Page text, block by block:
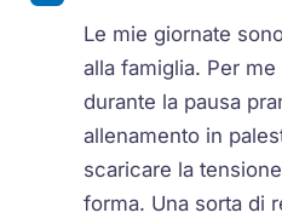
Le mie giornate
alla famiglia. Per
durante la pausa
allenamento in
scaricare la
forma. Una sorta di